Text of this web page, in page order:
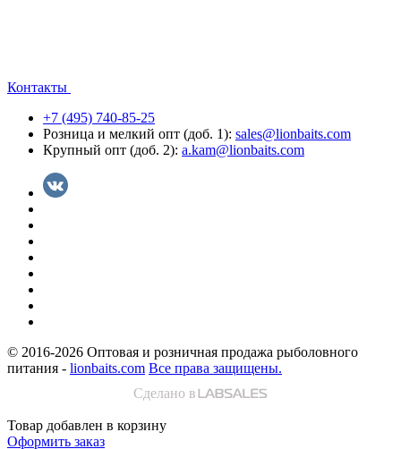
Контакты
+7 (495) 740-85-25
Розница и мелкий опт (доб. 1): sales@lionbaits.com
Крупный опт (доб. 2): a.kam@lionbaits.com
© 2016-2026 Оптовая и розничная продажа рыболовного
питания - lionbaits.com Все права защищены.
Сделано в
Товар добавлен в корзину
Оформить заказ